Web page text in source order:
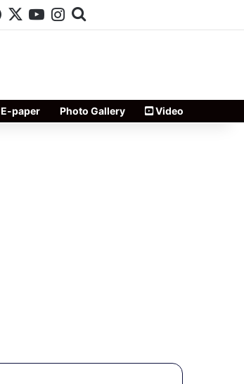
Facebook
X YouTube
Instagram
E-paper Photo Gallery Video